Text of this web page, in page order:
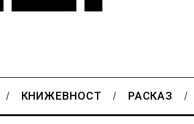
КНИЖЕВНОСТ РАСКАЗ